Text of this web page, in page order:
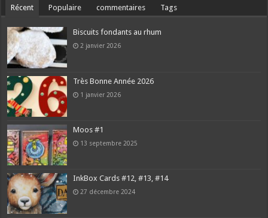
Récent Populaire commentaires Tags
Biscuits fondants au rhum
2 janvier 2026
Très Bonne Année 2026
1 janvier 2026
Moos #1
13 septembre 2025
InkBox Cards #12, #13, #14
27 décembre 2024